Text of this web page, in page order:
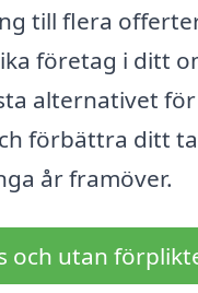
till flera
företag i ditt
alternativet
förbättra ditt
år framöver.
och utan